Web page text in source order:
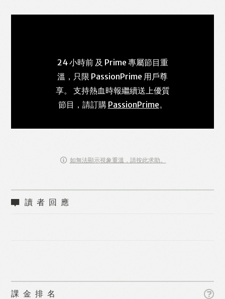
24 小時前 及 Prime 專屬節目重
溫，只限 PassionPrime 用戶尊
享。 支持熱血時報繼續送上優質
節目，請訂購 PassionPrime。
如無法顯示視象重溫，請按此求助。
讀者回應
課金排名